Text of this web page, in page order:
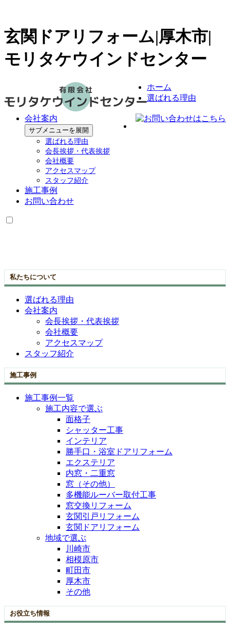
玄関ドアリフォーム|厚木市|
モリタケウインドセンター
ホーム
選ばれる理由
会社案内
サブメニューを展開
選ばれる理由
会長挨拶・代表挨拶
会社概要
アクセスマップ
スタッフ紹介
施工事例
お問い合わせ
私たちについて
選ばれる理由
会社案内
会長挨拶・代表挨拶
会社概要
アクセスマップ
スタッフ紹介
施工事例
施工事例一覧
施工内容で選ぶ
面格子
シャッター工事
インテリア
勝手口・浴室ドアリフォーム
エクステリア
内窓・二重窓
窓（その他）
多機能ルーバー取付工事
窓交換リフォーム
玄関引戸リフォーム
玄関ドアリフォーム
地域で選ぶ
川崎市
相模原市
町田市
厚木市
その他
お役立ち情報